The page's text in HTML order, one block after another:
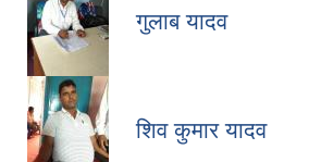
गुलाब यादव
शिव कुमार यादव